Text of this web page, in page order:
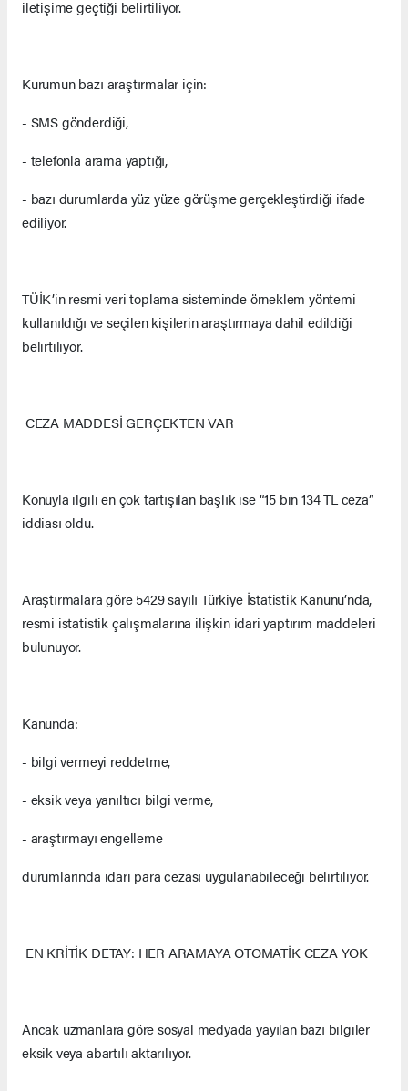
iletişime geçtiği belirtiliyor.
Kurumun bazı araştırmalar için:
- SMS gönderdiği,
- telefonla arama yaptığı,
- bazı durumlarda yüz yüze görüşme gerçekleştirdiği ifade
ediliyor.
TÜİK’in resmi veri toplama sisteminde örneklem yöntemi
kullanıldığı ve seçilen kişilerin araştırmaya dahil edildiği
belirtiliyor.
CEZA MADDESİ GERÇEKTEN VAR
Konuyla ilgili en çok tartışılan başlık ise “15 bin 134 TL ceza”
iddiası oldu.
Araştırmalara göre 5429 sayılı Türkiye İstatistik Kanunu’nda,
resmi istatistik çalışmalarına ilişkin idari yaptırım maddeleri
bulunuyor.
Kanunda:
- bilgi vermeyi reddetme,
- eksik veya yanıltıcı bilgi verme,
- araştırmayı engelleme
durumlarında idari para cezası uygulanabileceği belirtiliyor.
EN KRİTİK DETAY: HER ARAMAYA OTOMATİK CEZA YOK
Ancak uzmanlara göre sosyal medyada yayılan bazı bilgiler
eksik veya abartılı aktarılıyor.